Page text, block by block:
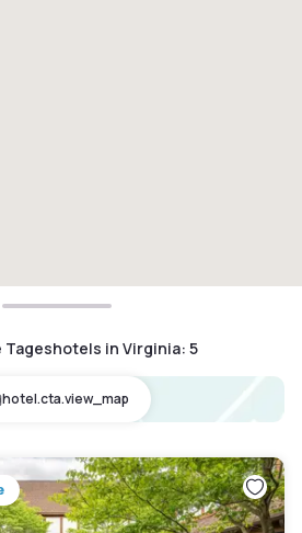
Tageshotels in Virginia: 5
hotel.cta.view_map